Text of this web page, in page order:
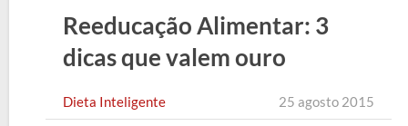
Reeducação Alimentar: 3
dicas que valem ouro
Dieta Inteligente 25 agosto 2015